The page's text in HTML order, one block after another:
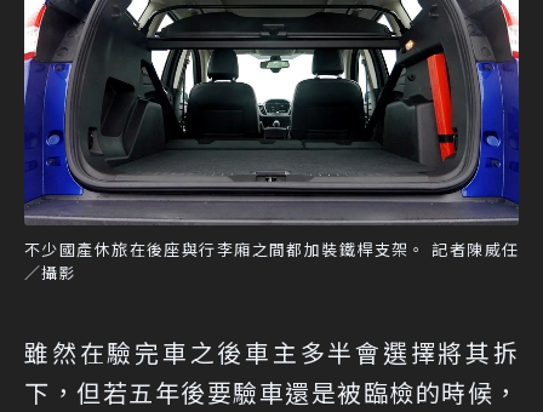
不少國產休旅在後座與行李廂之間都加裝鐵桿支架。 記者陳威任
／攝影
雖然在驗完車之後車主多半會選擇將其拆
下，但若五年後要驗車還是被臨檢的時候，